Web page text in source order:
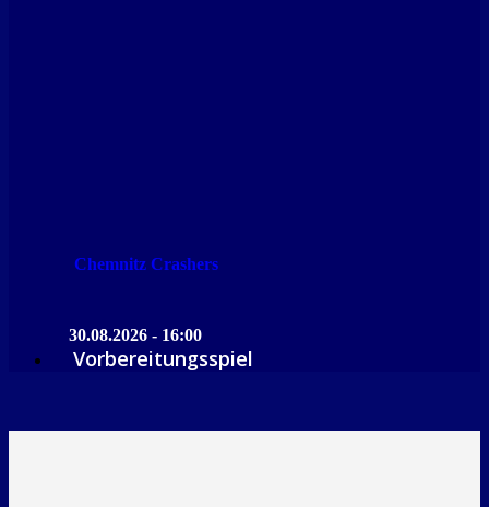
Chemnitz Crashers
30.08.2026 - 16:00
Vorbereitungsspiel